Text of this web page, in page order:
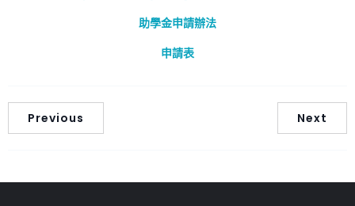
助學金申請辦法
申請表
Previous Next